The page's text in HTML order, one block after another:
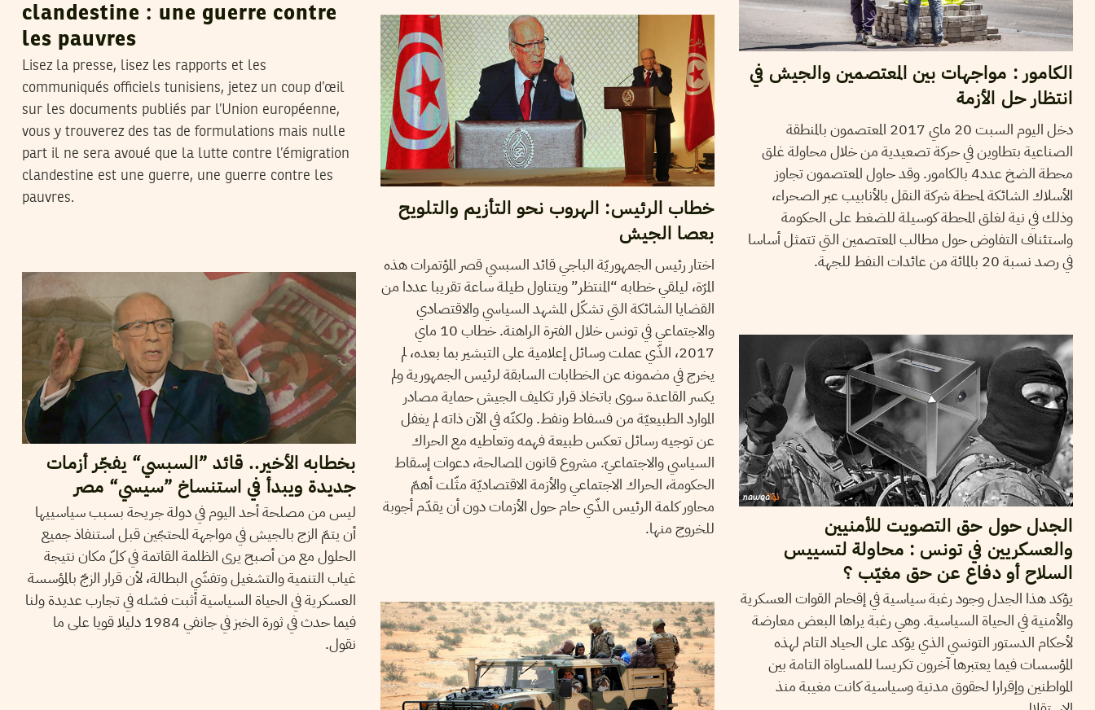
clandestine : une guerre contre
les pauvres
Lisez la presse, lisez les rapports et les
communiqués officiels tunisiens, jetez un coup d’œil
sur les documents publiés par l’Union européenne,
vous y trouverez des tas de formulations mais nulle
part il ne sera avoué que la lutte contre l’émigration
clandestine est une guerre, une guerre contre les
pauvres.
الكامور : مواجهات بين المعتصمين والجيش في
انتظار حل الأزمة
دخل اليوم السبت 20 ماي 2017 المعتصمون بالمنطقة
الصناعية بتطاوين في حركة تصعيدية من خلال محاولة غلق
محطة الضخ عدد4 بالكامور. وقد حاول المعتصمون تجاوز
الأسلاك الشائكة لمحطة شركة النقل بالأنابيب عبر الصحراء،
وذلك في نية لغلق المحطة كوسيلة للضغط على الحكومة
واستئناف التفاوض حول مطالب المعتصمين التي تتمثل أساسا
في رصد نسبة 20 بالمائة من عائدات النفط للجهة.
خطاب الرئيس: الهروب نحو التأزيم والتلويح
بعصا الجيش
اختار رئيس الجمهوريّة الباجي قائد السبسي قصر المؤتمرات هذه
المرّة، ليلقي خطابه “المنتظر” ويتناول طيلة ساعة تقريبا عددا من
القضايا الشائكة التي تشكّل المشهد السياسي والاقتصادي
والاجتماعي في تونس خلال الفترة الراهنة. خطاب 10 ماي
2017، الذّي عملت وسائل إعلامية على التبشير بما بعده، لم
يخرج في مضمونه عن الخطابات السابقة لرئيس الجمهورية ولم
يكسر القاعدة سوى باتخاذ قرار تكليف الجيش حماية مصادر
الموارد الطبيعيّة من فسفاط ونفط. ولكنّه في الآن ذاته لم يغفل
عن توجيه رسائل تعكس طبيعة فهمه وتعاطيه مع الحراك
السياسي والاجتماعيّ. مشروع قانون المصالحة، دعوات إسقاط
الحكومة، الحراك الاجتماعي والأزمة الاقتصاديّة مثّلت أهمّ
محاور كلمة الرئيس الذّي حام حول الأزمات دون أن يقدّم أجوبة
للخروج منها.
بخطابه الأخير.. قائد ”السبسي“ يفجّر أزمات
جديدة ويبدأ في استنساخ ”سيسي“ مصر
ليس من مصلحة أحد اليوم في دولة جريحة بسبب سياسييها
أن يتمّ الزج بالجيش في مواجهة المحتجّين قبل استنفاذ جميع
الحلول مع من أصبح يرى الظلمة القاتمة في كلّ مكان نتيجة
غياب التنمية والتشغيل وتفشّي البطالة، لأن قرار الزجّ بالمؤسسة
العسكرية في الحياة السياسية أثبت فشله في تجارب عديدة ولنا
فيما حدث في ثورة الخبز في جانفي 1984 دليلا قويا على ما
نقول.
الجدل حول حق التصويت للأمنيين
والعسكريين في تونس : محاولة لتسييس
السلاح أو دفاع عن حق مغيّب ؟
يؤكد هذا الجدل وجود رغبة سياسية في إقحام القوات العسكرية
والأمنية في الحياة السياسية. وهي رغبة يراها البعض معارضة
لأحكام الدستور التونسي الذي يؤكد على الحياد التام لهذه
المؤسسات فيما يعتبرها آخرون تكريسا للمساواة التامة بين
المواطنين وإقرارا لحقوق مدنية وسياسية كانت مغيبة منذ